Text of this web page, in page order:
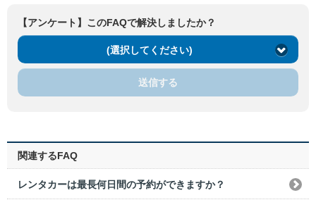
【アンケート】このFAQで解決しましたか？
(選択してください)
送信する
関連するFAQ
レンタカーは最長何日間の予約ができますか？